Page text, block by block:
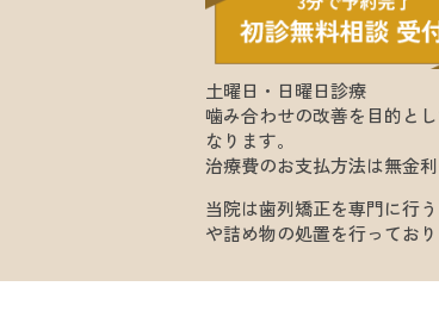
土曜日・日曜日診療
噛み合わせの改善を目的と
なります。
治療費のお支払方法は無金
当院は歯列矯正を専門に行
や詰め物の処置を行っており